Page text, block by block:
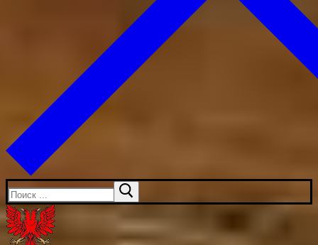
Искать: